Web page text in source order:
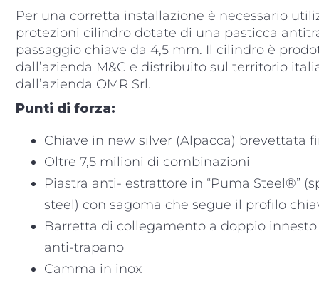
Per una corretta installazione è necessario
protezioni cilindro dotate di una pasticca
passaggio chiave da 4,5 mm. Il cilindro è
dall’azienda M&C e distribuito sul territorio
dall’azienda OMR Srl.
Punti di forza:
Chiave in new silver (Alpacca) brevettata
Oltre 7,5 milioni di combinazioni
Piastra anti- estrattore in “Puma Steel®”
steel) con sagoma che segue il profilo
Barretta di collegamento a doppio
anti-trapano
Camma in inox